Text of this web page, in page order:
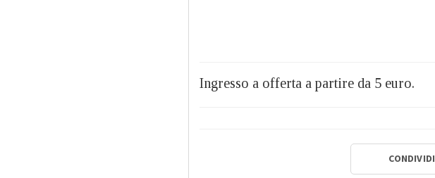
Ingresso a offerta a partire da 5 euro.
CONDIVIDI